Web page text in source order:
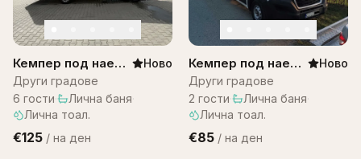
Кемпер под наем
– Citroen
Campervan
Ново
Други градове
6 гости· Лична баня·
Лична тоал.
€125 / на ден
Кемпер под наем
за двама
Ново
Други градове
2 гости· Лична баня·
Лична тоал.
€85 / на ден